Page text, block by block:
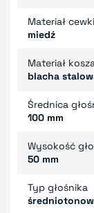
Materiał cewki
miedź
Materiał
blacha
Średnica
100 mm
Wysokość
50 mm
Typ głośnika